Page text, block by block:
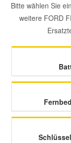
Bitte wählen Sie
weitere FORD
Nissan
Porsche
Seat
Smart